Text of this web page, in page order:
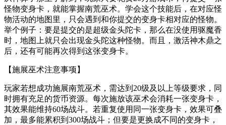
怪物变身卡，就能掌握南荒巫术。学会这个技能后，在对应怪
物活动的地图里，只会遇到和你提交的变身卡相对应的怪物。
举个例子：要是提交的是超级金头陀卡，那么在没使用驱魔香
时，地图上就只会出现金头陀这种怪物。而且，激活神木鼎之
后，还有可能再次得到这张变身卡。
【施展巫术注意事项】
玩家若想成功施展南荒巫术，需达到20级及以上等级要求，同
时拥有充足的货币资源。每次施放该巫术会消耗一张变身卡，
其效果能维持60场战斗。若重复使用同一张变身卡，效果可叠
加，最多能累积到300场战斗；但要是更换成不同的变身卡，